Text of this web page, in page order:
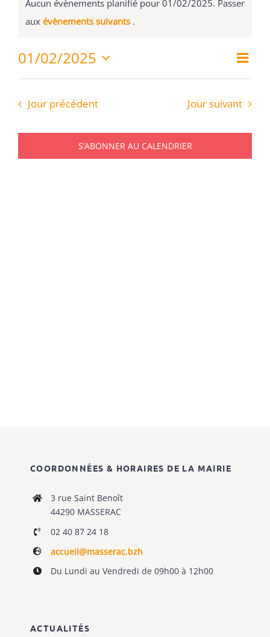
Urbanisme
Tourisme
for
01/02/2025
Notice
Aucun évènements planifié pour 01/02/2025. Passer
aux évènements suivants .
par
Jour
01/02/2025
Sélectionnez
date.
Jour précédent Jour suivant
S’ABONNER AU CALENDRIER
COORDONNÉES & HORAIRES DE LA MAIRIE
3 rue Saint Benoît
44290 MASSERAC
02 40 87 24 18
accueil@masserac.bzh
Du Lundi au Vendredi de 09h00 à 12h00
ACTUALITÉS